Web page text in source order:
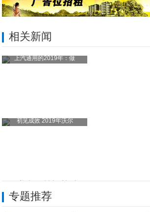
相关新闻
上汽通用的2019年：做
初见成效 2019年沃尔
黄晓明再捐3.7万口罩！追加10台干衣机
专题推荐